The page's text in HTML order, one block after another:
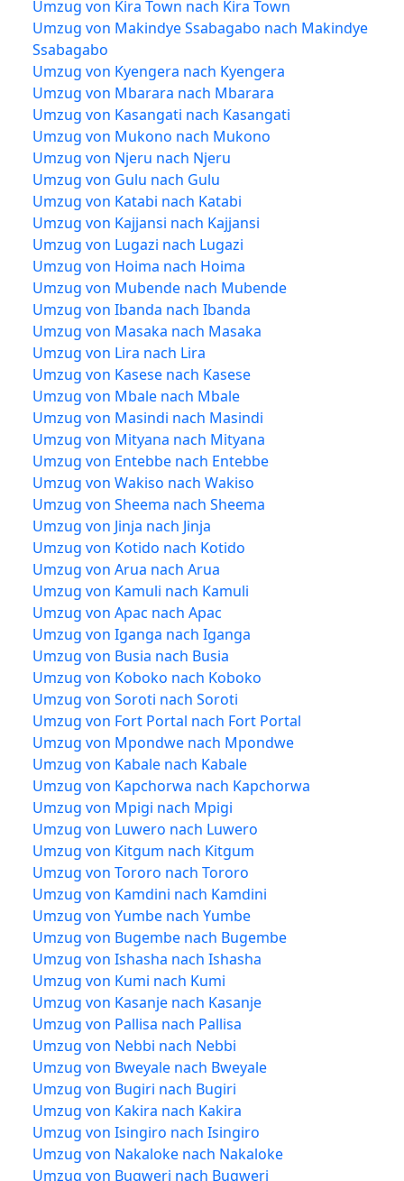
Umzug von Kira Town nach Kira Town
Umzug von Makindye Ssabagabo nach Makindye
Ssabagabo
Umzug von Kyengera nach Kyengera
Umzug von Mbarara nach Mbarara
Umzug von Kasangati nach Kasangati
Umzug von Mukono nach Mukono
Umzug von Njeru nach Njeru
Umzug von Gulu nach Gulu
Umzug von Katabi nach Katabi
Umzug von Kajjansi nach Kajjansi
Umzug von Lugazi nach Lugazi
Umzug von Hoima nach Hoima
Umzug von Mubende nach Mubende
Umzug von Ibanda nach Ibanda
Umzug von Masaka nach Masaka
Umzug von Lira nach Lira
Umzug von Kasese nach Kasese
Umzug von Mbale nach Mbale
Umzug von Masindi nach Masindi
Umzug von Mityana nach Mityana
Umzug von Entebbe nach Entebbe
Umzug von Wakiso nach Wakiso
Umzug von Sheema nach Sheema
Umzug von Jinja nach Jinja
Umzug von Kotido nach Kotido
Umzug von Arua nach Arua
Umzug von Kamuli nach Kamuli
Umzug von Apac nach Apac
Umzug von Iganga nach Iganga
Umzug von Busia nach Busia
Umzug von Koboko nach Koboko
Umzug von Soroti nach Soroti
Umzug von Fort Portal nach Fort Portal
Umzug von Mpondwe nach Mpondwe
Umzug von Kabale nach Kabale
Umzug von Kapchorwa nach Kapchorwa
Umzug von Mpigi nach Mpigi
Umzug von Luwero nach Luwero
Umzug von Kitgum nach Kitgum
Umzug von Tororo nach Tororo
Umzug von Kamdini nach Kamdini
Umzug von Yumbe nach Yumbe
Umzug von Bugembe nach Bugembe
Umzug von Ishasha nach Ishasha
Umzug von Kumi nach Kumi
Umzug von Kasanje nach Kasanje
Umzug von Pallisa nach Pallisa
Umzug von Nebbi nach Nebbi
Umzug von Bweyale nach Bweyale
Umzug von Bugiri nach Bugiri
Umzug von Kakira nach Kakira
Umzug von Isingiro nach Isingiro
Umzug von Nakaloke nach Nakaloke
Umzug von Bugweri nach Bugweri